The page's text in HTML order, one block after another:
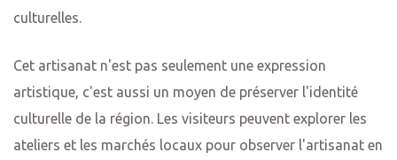
culturelles.
Cet artisanat n'est pas seulement une expression
artistique, c'est aussi un moyen de préserver l'identité
culturelle de la région. Les visiteurs peuvent explorer les
ateliers et les marchés locaux pour observer l'artisanat en